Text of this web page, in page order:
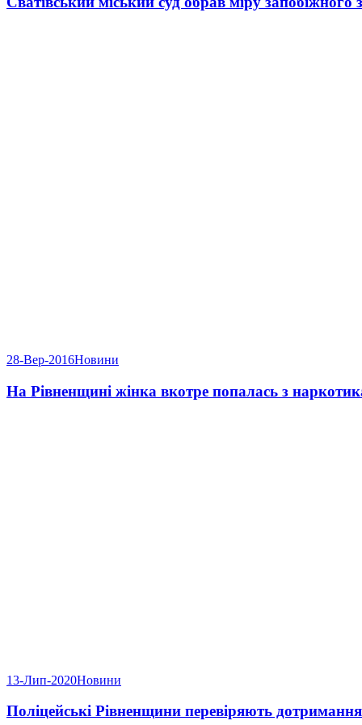
28-Вер-2016Новини
На Рівненщині жінка вкотре попалась з
13-Лип-2020Новини
Поліцейські Рівненщини перевіряють